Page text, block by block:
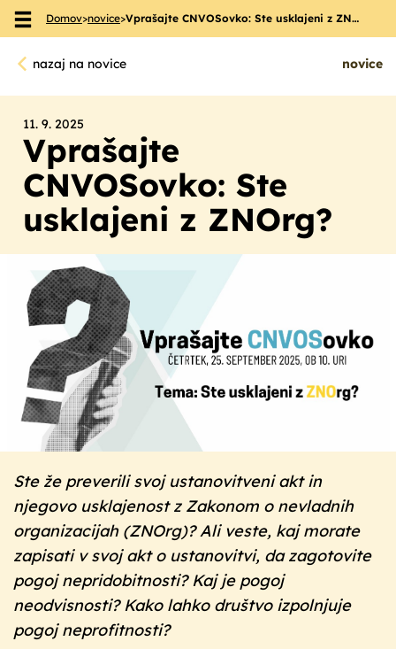
Skoči na vsebino
Domov>novice>Vprašajte CNVOSovko: Ste usklajeni z ZN…
nazaj na novice novice
11. 9. 2025
Vprašajte
CNVOSovko: Ste
usklajeni z ZNOrg?
Ste že preverili svoj ustanovitveni akt in
njegovo usklajenost z Zakonom o nevladnih
organizacijah (ZNOrg)? Ali veste, kaj morate
zapisati v svoj akt o ustanovitvi, da zagotovite
pogoj nepridobitnosti? Kaj je pogoj
neodvisnosti? Kako lahko društvo izpolnjuje
pogoj neprofitnosti?